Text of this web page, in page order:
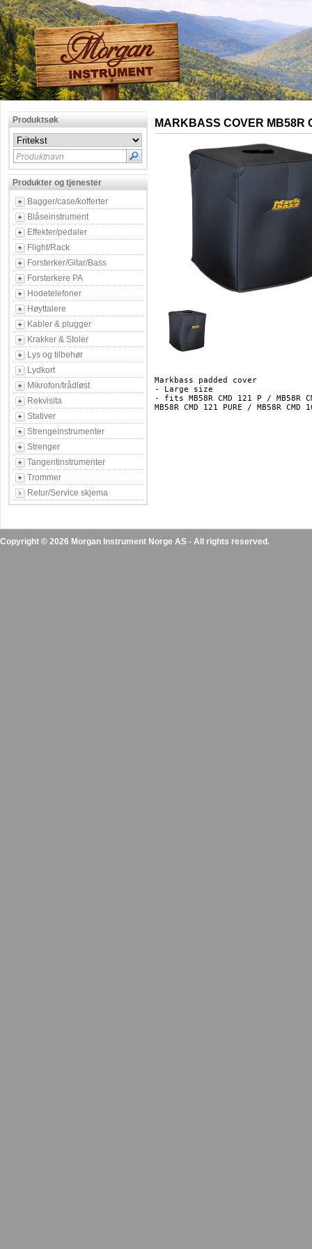
Produktsøk
Produktnavn
Produkter og tjenester
Bagger/case/kofferter
Blåseinstrument
Effekter/pedaler
Flight/Rack
Forsterker/Gitar/Bass
Forsterkere PA
Hodetelefoner
Høyttalere
Kabler & plugger
Krakker & Stoler
Lys og tilbehør
Lydkort
Mikrofon/trådløst
Rekvisita
Stativer
Strengeinstrumenter
Strenger
Tangentinstrumenter
Trommer
Retur/Service skjema
MARKBASS COVER MB58R
Markbass padded cover
- Large size
- fits MB58R CMD 121 P / MB58R
MB58R CMD 121 PURE / MB58R CMD
Copyright © 2026 Morgan Instrument Norge AS - All rights reserved.